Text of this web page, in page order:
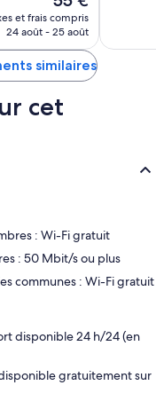
d'oie
» et bidet
de streaming et
et bureau
nouveau
prix
de
et frais compris
24 août - 25 août
similaires
cet
: Wi-Fi gratuit
: 50 Mbit/s ou plus
communes : Wi-Fi gratuit
disponible 24 h/24 (en
gratuitement sur